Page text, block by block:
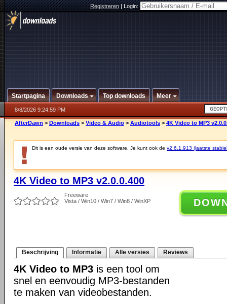
Registreren|Login:
Startpagina Downloads Top downloads Meer
8/8/2026 9:24:59 PM
AfterDawn > Downloads > Video & Audio > Audiotools > 4K Video to MP3
Dit is een oude versie van deze software. Je kunt ook de v2.6.1.913 (laatste
4K Video to MP3 v2.0.0.400
Freeware
Vista / Win10 / Win7 / Win8 / WinXP
Beschrijving Informatie Alle versies Reviews
4K Video to MP3 is een tool om
snel en eenvoudig MP3-bestanden
te maken van videobestanden.